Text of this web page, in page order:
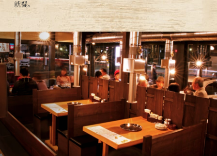
就餐。